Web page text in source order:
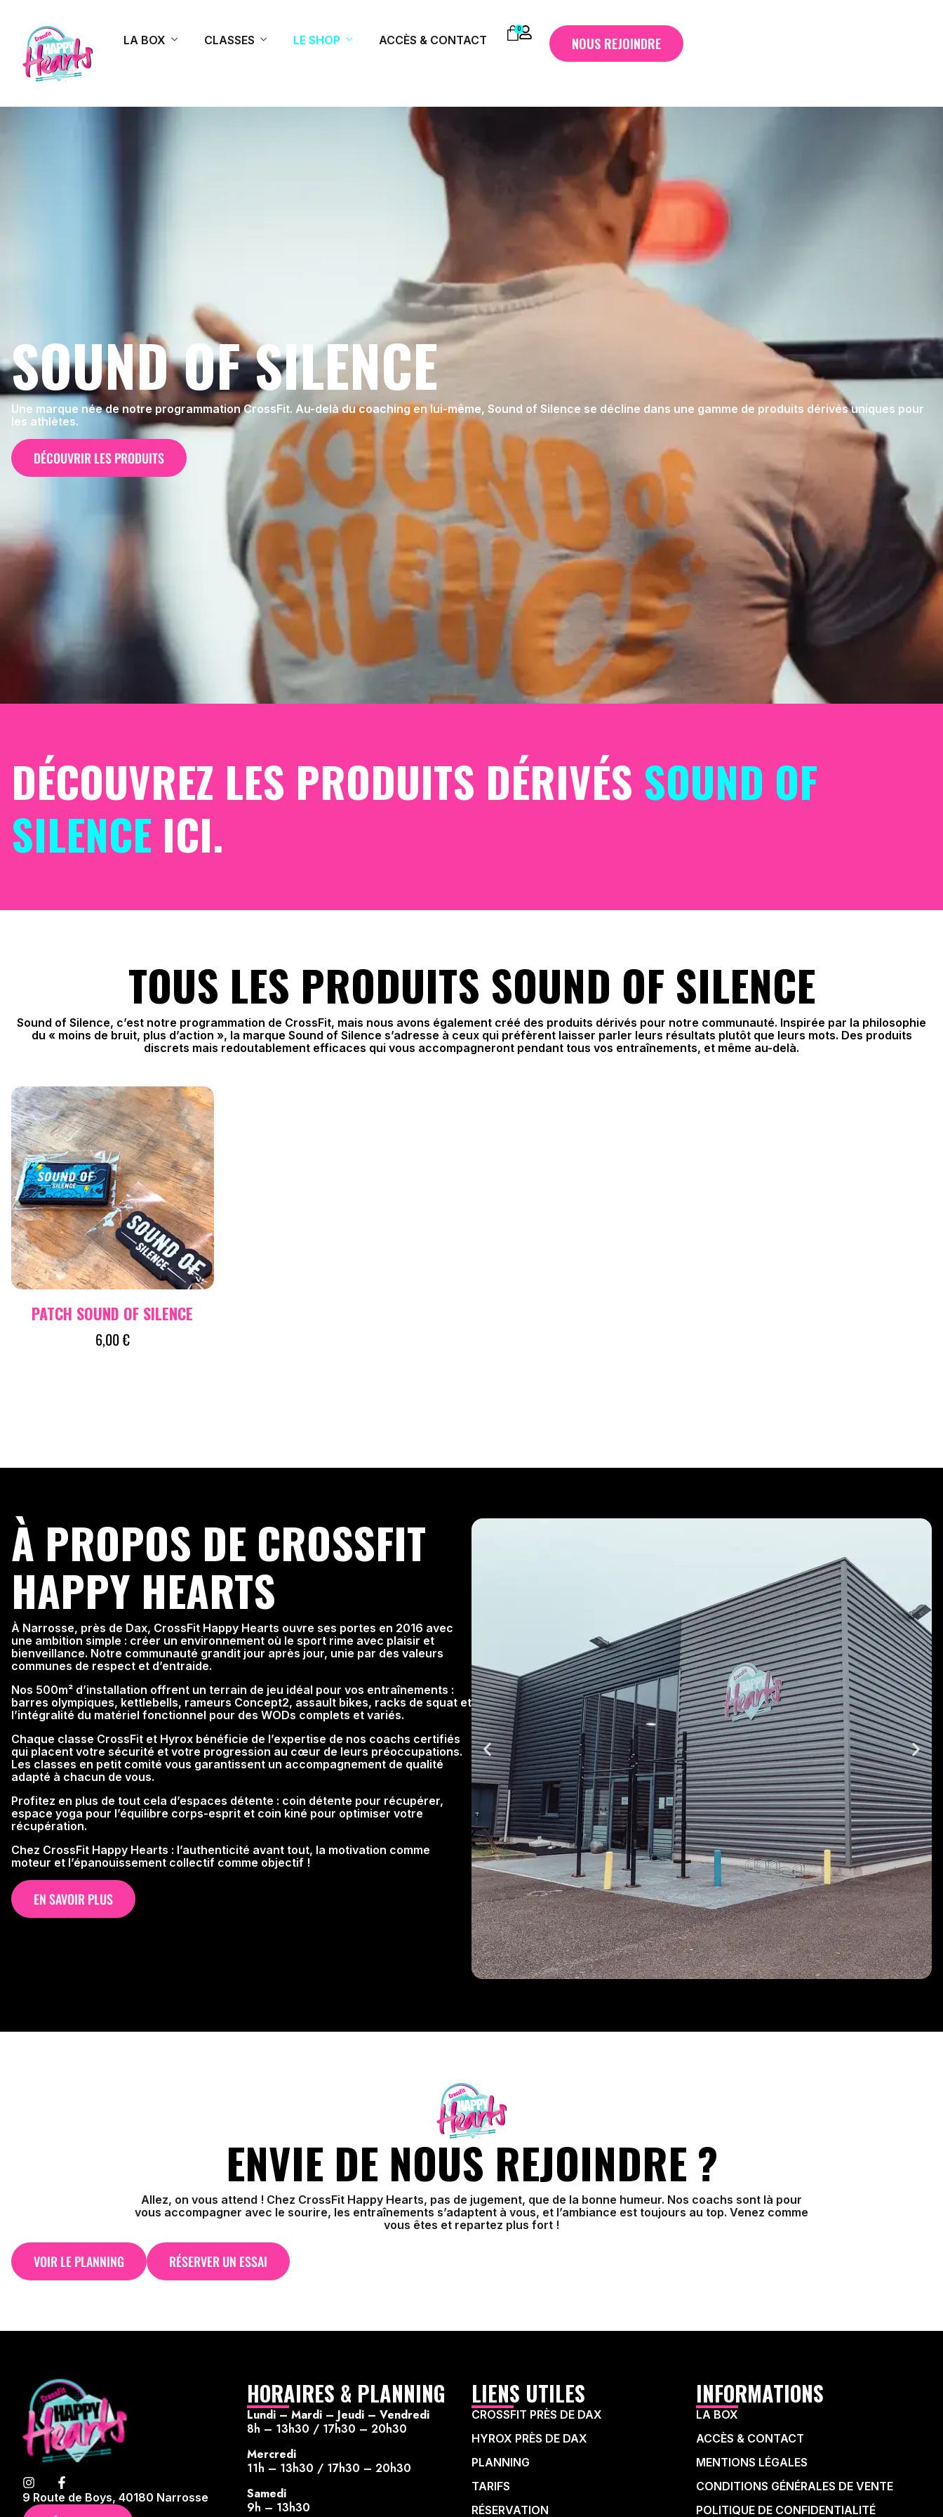
LA BOX CLASSES LE SHOP ACCÈS & CONTACT
0
NOUS REJOINDRE
SOUND OF SILENCE
Une marque née de notre programmation CrossFit. Au-delà du coaching en lui-même, Sound of Silence se décline dans une gamme de produits dérivés uniques pour
les athlètes.
DÉCOUVRIR LES PRODUITS
DÉCOUVREZ LES PRODUITS DÉRIVÉS SOUND OF
SILENCE ICI.
TOUS LES PRODUITS SOUND OF SILENCE
Sound of Silence, c’est notre programmation de CrossFit, mais nous avons également créé des produits dérivés pour notre communauté. Inspirée par la philosophie
du « moins de bruit, plus d’action », la marque Sound of Silence s’adresse à ceux qui préfèrent laisser parler leurs résultats plutôt que leurs mots. Des produits
discrets mais redoutablement efficaces qui vous accompagneront pendant tous vos entraînements, et même au-delà.
PATCH SOUND OF SILENCE
6,00€
À PROPOS DE CROSSFIT
HAPPY HEARTS
À Narrosse, près de Dax, CrossFit Happy Hearts ouvre ses portes en 2016 avec
une ambition simple : créer un environnement où le sport rime avec plaisir et
bienveillance. Notre communauté grandit jour après jour, unie par des valeurs
communes de respect et d’entraide.
Nos 500m² d’installation offrent un terrain de jeu idéal pour vos entraînements :
barres olympiques, kettlebells, rameurs Concept2, assault bikes, racks de squat et
l’intégralité du matériel fonctionnel pour des WODs complets et variés.
Chaque classe CrossFit et Hyrox bénéficie de l’expertise de nos coachs certifiés
qui placent votre sécurité et votre progression au cœur de leurs préoccupations.
Les classes en petit comité vous garantissent un accompagnement de qualité
adapté à chacun de vous.
Profitez en plus de tout cela d’espaces détente : coin détente pour récupérer,
espace yoga pour l’équilibre corps-esprit et coin kiné pour optimiser votre
récupération.
Chez CrossFit Happy Hearts : l’authenticité avant tout, la motivation comme
moteur et l’épanouissement collectif comme objectif !
EN SAVOIR PLUS
ENVIE DE NOUS REJOINDRE ?
Allez, on vous attend ! Chez CrossFit Happy Hearts, pas de jugement, que de la bonne humeur. Nos coachs sont là pour
vous accompagner avec le sourire, les entraînements s’adaptent à vous, et l’ambiance est toujours au top. Venez comme
vous êtes et repartez plus fort !
VOIR LE PLANNING RÉSERVER UN ESSAI
9 Route de Boys, 40180 Narrosse
HORAIRES & PLANNING
Lundi – Mardi – Jeudi – Vendredi
8h – 13h30 / 17h30 – 20h30
Mercredi
11h – 13h30 / 17h30 – 20h30
Samedi
9h – 13h30
LIENS UTILES
CROSSFIT PRÈS DE DAX
HYROX PRÈS DE DAX
PLANNING
TARIFS
RÉSERVATION
INFORMATIONS
LA BOX
ACCÈS & CONTACT
MENTIONS LÉGALES
CONDITIONS GÉNÉRALES DE VENTE
POLITIQUE DE CONFIDENTIALITÉ